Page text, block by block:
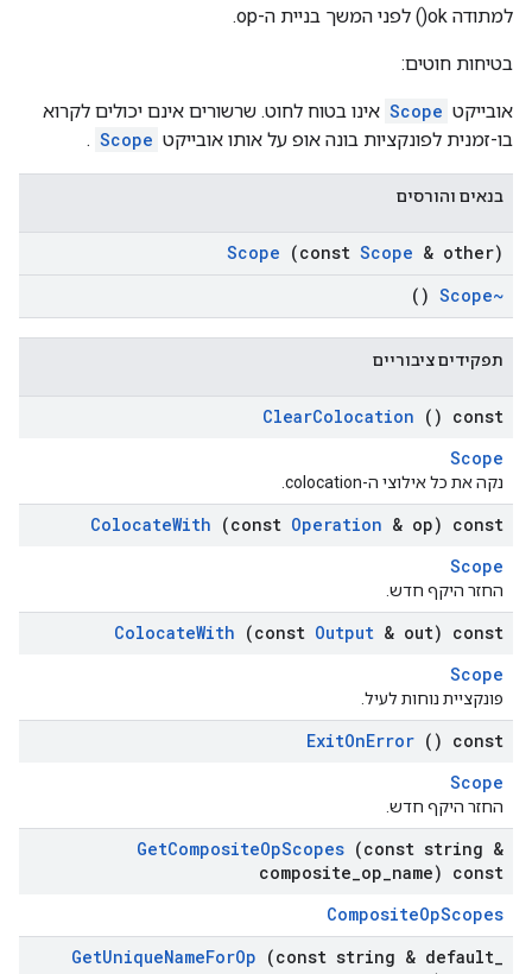
למתודה ok() לפני המשך בניית ה-op.
בטיחות חוטים:
אובייקט Scope אינו בטוח לחוט. שרשורים אינם יכולים לקרוא
בו-זמנית לפונקציות בונה אופ על אותו אובייקט Scope
.
בנאים והורסים
Scope (const Scope & other)
~Scope
()
תפקידים ציבוריים
ClearColocation () const
Scope
נקה את כל אילוצי ה-colocation.
ColocateWith (const Operation & op) const
Scope
החזר היקף חדש.
ColocateWith (const Output & out) const
Scope
פונקציית נוחות לעיל.
ExitOnError () const
Scope
החזר היקף חדש.
GetCompositeOpScopes (const string &
composite op name) const
CompositeOpScopes
GetUniqueNameForOp (const string & default